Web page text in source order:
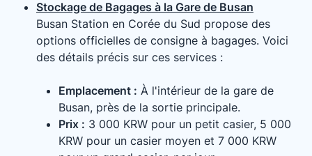
Stockage de Bagages à la Gare de Busan
Busan Station en Corée du Sud propose des
options officielles de consigne à bagages. Voici
des détails précis sur ces services :
Emplacement : À l'intérieur de la gare de
Busan, près de la sortie principale.
Prix : 3 000 KRW pour un petit casier, 5 000
KRW pour un casier moyen et 7 000 KRW